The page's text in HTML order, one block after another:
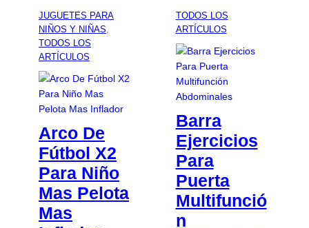
JUGUETES PARA
NIÑOS Y NIÑAS
TODOS LOS
ARTÍCULOS
Arco De
Fútbol X2
Para Niño
Mas Pelota
Mas
TODOS LOS
ARTÍCULOS
Barra
Ejercicios
Para
Puerta
Multifunció
n